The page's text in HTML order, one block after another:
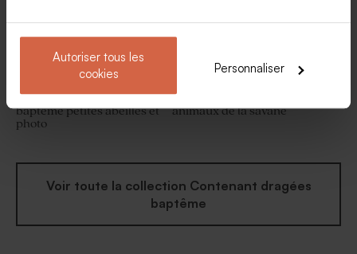
Autoriser tous les
cookies
Personnaliser
Contenant à dragées
baptême petites abeilles et
photo
Etui à dragées baptême
animaux de la savane
Voir toute la collection Contenant dragées
baptême